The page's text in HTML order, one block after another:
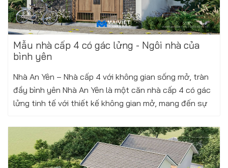
Mẫu nhà cấp 4 có gác lửng - Ngôi nhà của
bình yên
Nhà An Yên – Nhà cấp 4 với không gian sống mở, tràn
đầy bình yên Nhà An Yên là một căn nhà cấp 4 có gác
lửng tinh tế với thiết kế không gian mở, mang đến sự
Thứ ba, 12/08/2025 Xem thêm